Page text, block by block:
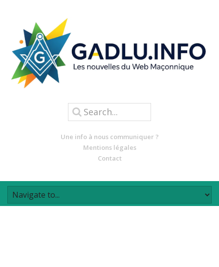
Une info à nous communiquer ?
Mentions légales
Contact